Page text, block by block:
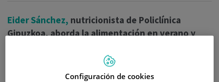
Eider Sánchez, nutricionista de Policlínica
Gipuzkoa, aborda la alimentación en verano y
en esta época como pueden ser las alergias e
intolerancias alimentarias. Además, da algunas
Configuración de cookies